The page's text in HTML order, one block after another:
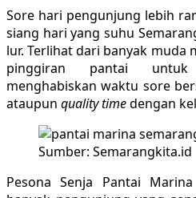
Sore hari pengunjung lebih
siang hari yang suhu
lur. Terlihat dari banyak muda
pinggiran pantai untuk
menghabiskan waktu sore
ataupun quality timedengan
Sumber: Semarangkita.id
Pesona Senja Pantai